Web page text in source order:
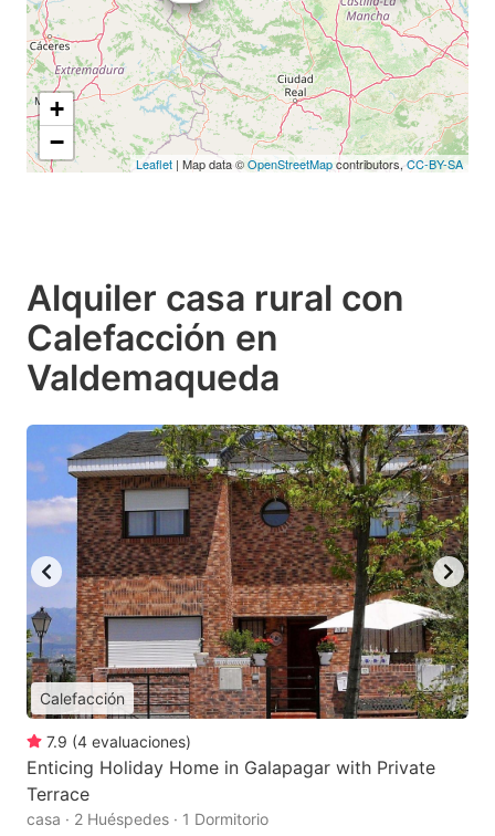
+
−
Leaflet | Map data ©OpenStreetMapcontributors, CC-BY-SA
Alquiler casa rural con
Calefacción en
Valdemaqueda
Calefacción
7.9 (4 evaluaciones)
Enticing Holiday Home in Galapagar with Private
Terrace
casa · 2 Huéspedes · 1 Dormitorio